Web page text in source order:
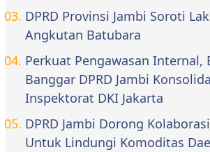
DPRD Provinsi Jambi Soroti
Angkutan Batubara
Perkuat Pengawasan Internal,
Banggar DPRD Jambi
Inspektorat DKI Jakarta
DPRD Jambi Dorong
Untuk Lindungi Komoditas